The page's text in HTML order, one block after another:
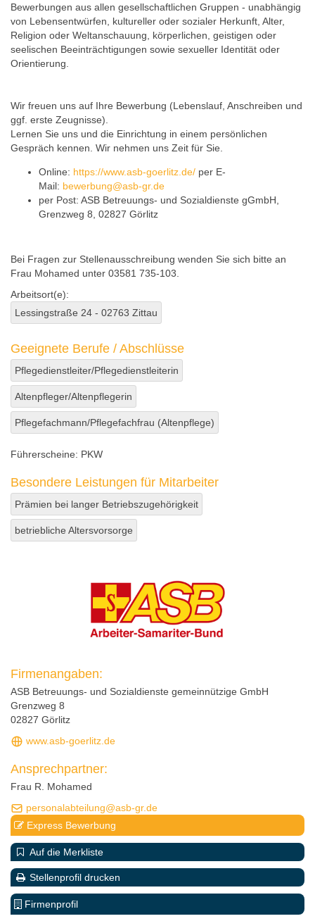
Bewerbungen aus allen gesellschaftlichen Gruppen - unabhängig
von Lebensentwürfen, kultureller oder sozialer Herkunft, Alter,
Religion oder Weltanschauung, körperlichen, geistigen oder
seelischen Beeinträchtigungen sowie sexueller Identität oder
Orientierung.
Wir freuen uns auf Ihre Bewerbung (Lebenslauf, Anschreiben und
ggf. erste Zeugnisse).
Lernen Sie uns und die Einrichtung in einem persönlichen
Gespräch kennen. Wir nehmen uns Zeit für Sie.
Online: https://www.asb-goerlitz.de/ per E-
Mail: bewerbung@asb-gr.de
per Post: ASB Betreuungs- und Sozialdienste gGmbH,
Grenzweg 8, 02827 Görlitz
Bei Fragen zur Stellenausschreibung wenden Sie sich bitte an
Frau Mohamed unter 03581 735-103.
Arbeitsort(e):
Lessingstraße 24 - 02763 Zittau
Geeignete Berufe / Abschlüsse
Pflegedienstleiter/Pflegedienstleiterin
Altenpfleger/Altenpflegerin
Pflegefachmann/Pflegefachfrau (Altenpflege)
Führerscheine: PKW
Besondere Leistungen für Mitarbeiter
Prämien bei langer Betriebszugehörigkeit
betriebliche Altersvorsorge
Firmenangaben:
ASB Betreuungs- und Sozialdienste gemeinnützige GmbH
Grenzweg 8
02827 Görlitz
www.asb-goerlitz.de
Ansprechpartner:
Frau R. Mohamed
personalabteilung@asb-gr.de
Express Bewerbung
Auf die Merkliste
Stellenprofil drucken
Firmenprofil